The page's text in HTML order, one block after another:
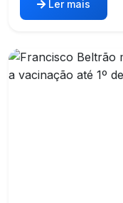
Ler mais